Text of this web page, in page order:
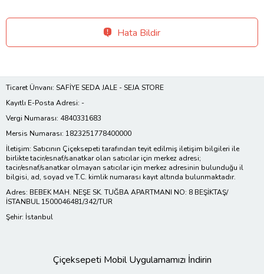
Hata Bildir
Ticaret Ünvanı: SAFİYE SEDA JALE - SEJA STORE
Kayıtlı E-Posta Adresi: -
Vergi Numarası: 4840331683
Mersis Numarası: 1823251778400000
İletişim: Satıcının Çiçeksepeti tarafından teyit edilmiş iletişim bilgileri ile
birlikte tacir/esnaf/sanatkar olan satıcılar için merkez adresi;
tacir/esnaf/sanatkar olmayan satıcılar için merkez adresinin bulunduğu il
bilgisi, ad, soyad ve T.C. kimlik numarası kayıt altında bulunmaktadır.
Adres: BEBEK MAH. NEŞE SK. TUĞBA APARTMANI NO: 8 BEŞİKTAŞ/
İSTANBUL 1500046481/342/TUR
Şehir: İstanbul
Çiçeksepeti Mobil Uygulamamızı İndirin